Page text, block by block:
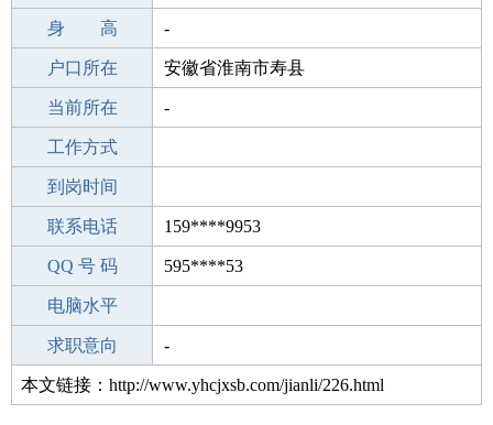
学 历 成人教育
身 高 -
毕业学校 成人教育
户口所在 安徽省淮南市寿县
所学专业 -
当前所在 -
工作经验
工作方式
驾 照
到岗时间
期望月薪
联系电话 159****9953
手机号码 159****9953
QQ 号 码 595****53
微信号码
电脑水平
外语水平
求职意向 -
本文链接：http://www.yhcjxsb.com/jianli/226.html